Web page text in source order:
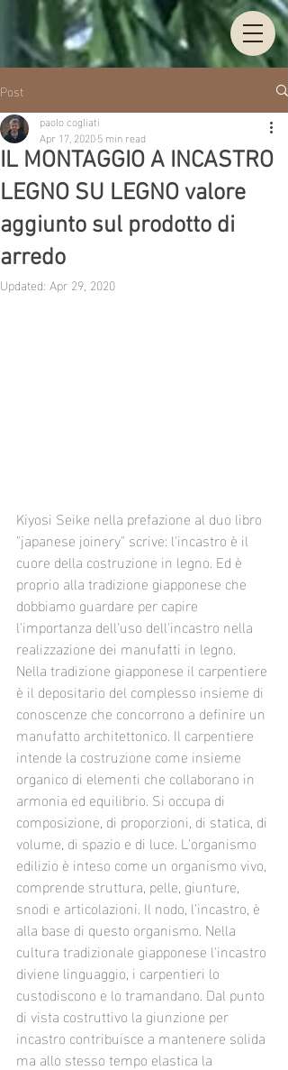
Post
IL MONTAGGIO A INCASTRO
LEGNO SU LEGNO valore
aggiunto sul prodotto di
arredo
paolo cogliati
Apr 17, 20205 min read
Updated: Apr 29, 2020
Kiyosi Seike nella prefazione al duo libro
"japanese joinery" scrive: l'incastro è il
cuore della costruzione in legno. Ed è
proprio alla tradizione giapponese che
dobbiamo guardare per capire
l'importanza dell'uso dell'incastro nella
realizzazione dei manufatti in legno.
Nella tradizione giapponese il carpentiere
è il depositario del complesso insieme di
conoscenze che concorrono a definire un
manufatto architettonico. Il carpentiere
intende la costruzione come insieme
organico di elementi che collaborano in
armonia ed equilibrio. Si occupa di
composizione, di proporzioni, di statica, di
volume, di spazio e di luce. L'organismo
edilizio è inteso come un organismo vivo,
comprende struttura, pelle, giunture,
snodi e articolazioni. Il nodo, l'incastro, è
alla base di questo organismo. Nella
cultura tradizionale giapponese l'incastro
diviene linguaggio, i carpentieri lo
custodiscono e lo tramandano. Dal punto
di vista costruttivo la giunzione per
incastro contribuisce a mantenere solida
ma allo stesso tempo elastica la